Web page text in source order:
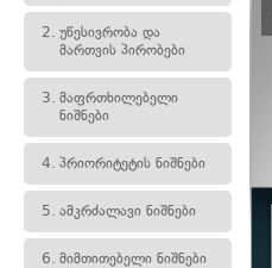
2. უწესივრობა და
მართვის პირობები
3. მაფრთხილებელი
ნიშნები
4. პრიორიტეტის ნიშნები
5. ამკრძალავი ნიშნები
6. მიმთითებელი ნიშნები